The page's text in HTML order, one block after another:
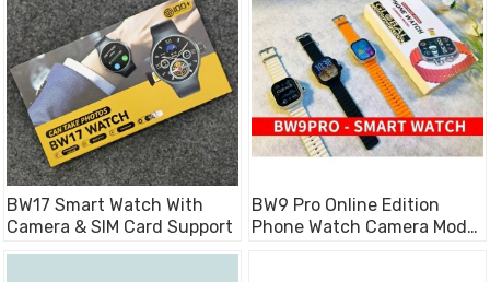
BW17 Smart Watch With
Camera & SIM Card Support
BW9 Pro Online Edition
Phone Watch Camera Model